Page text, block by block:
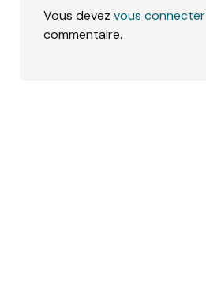
Vous devez vous connecter
commentaire.